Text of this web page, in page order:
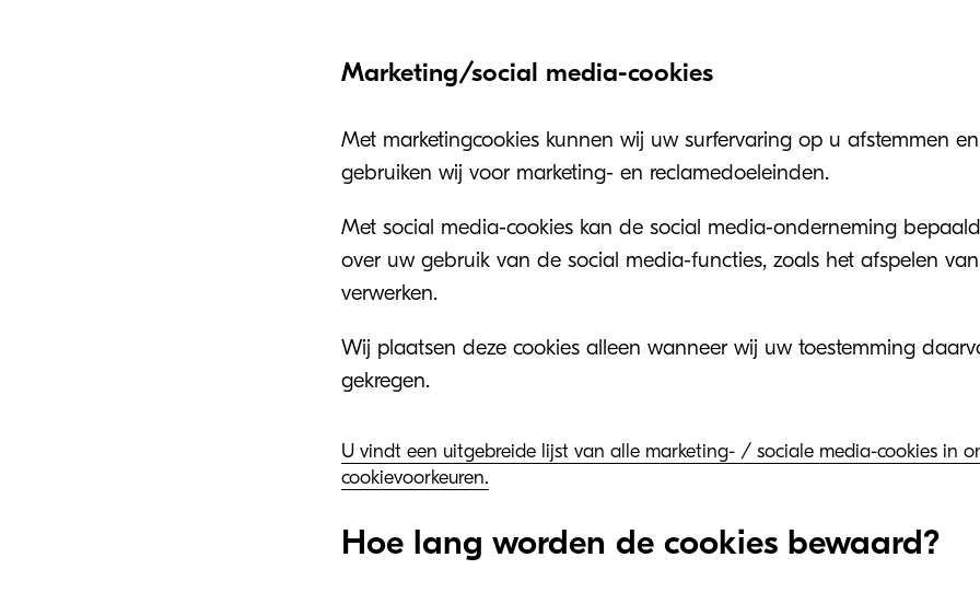
Marketing/social media-cookies
Met marketingcookies kunnen wij uw surfervaring op u afstemmen
gebruiken wij voor marketing- en reclamedoeleinden.
Met social media-cookies kan de social media-onderneming
over uw gebruik van de social media-functies, zoals het afspelen
verwerken.
Wij plaatsen deze cookies alleen wanneer wij uw toestemming
gekregen.
U vindt een uitgebreide lijst van alle marketing- / sociale media-cookies in
cookievoorkeuren.
Hoe lang worden de cookies bewaard?